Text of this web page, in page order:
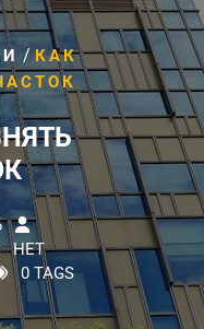
/КАК
НЕТ
0 TAGS